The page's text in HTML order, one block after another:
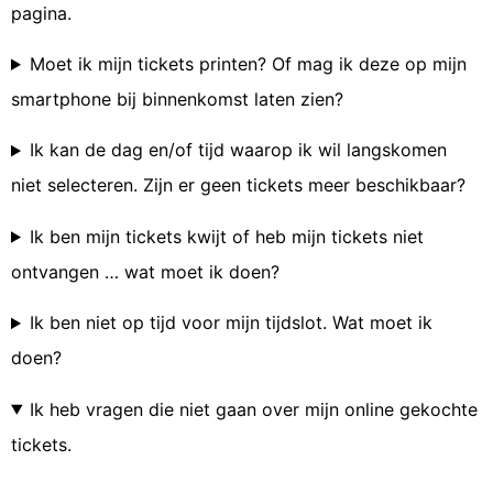
pagina.
Moet ik mijn tickets printen? Of mag ik deze op mijn
smartphone bij binnenkomst laten zien?
Ik kan de dag en/of tijd waarop ik wil langskomen
niet selecteren. Zijn er geen tickets meer beschikbaar?
Ik ben mijn tickets kwijt of heb mijn tickets niet
ontvangen … wat moet ik doen?
Ik ben niet op tijd voor mijn tijdslot. Wat moet ik
doen?
Ik heb vragen die niet gaan over mijn online gekochte
tickets.